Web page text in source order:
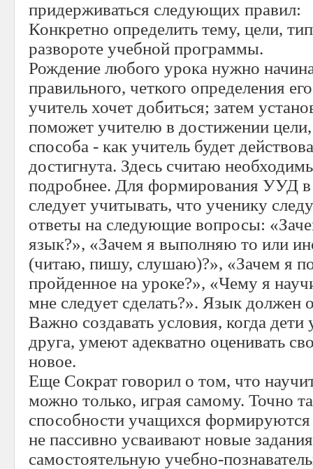
придерживаться следующих правил:
Конкретно определить тему, цели,
развороте учебной программы.
Рождение любого урока нужно
правильного, четкого определения
учитель хочет добиться; затем
поможет учителю в достижении
способа - как учитель будет
достигнута. Здесь считаю
подробнее. Для формирования УУД в
следует учитывать, что ученику
ответы на следующие вопросы:
язык?», «Зачем я выполняю то или
(читаю, пишу, слушаю)?», «Зачем я
пройденное на уроке?», «Чему я
мне следует сделать?». Язык должен
Важно создавать условия, когда дети
друга, умеют адекватно оценивать
новое.
Еще Сократ говорил о том, что
можно только, играя самому. Точно
способности учащихся формируются
не пассивно усваивают новые
самостоятельную учебно-